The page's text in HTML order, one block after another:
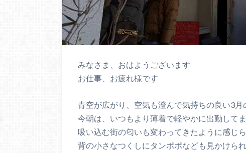
みなさま、おはようございます
お仕事、お疲れ様です
青空が広がり、空気も澄んで気持ちの良い3月
今朝は、いつもより薄着で軽やかに出勤して
吸い込む街の匂いも変わってきたように感じ
背の小さなつくしにタンポポなども見かけら